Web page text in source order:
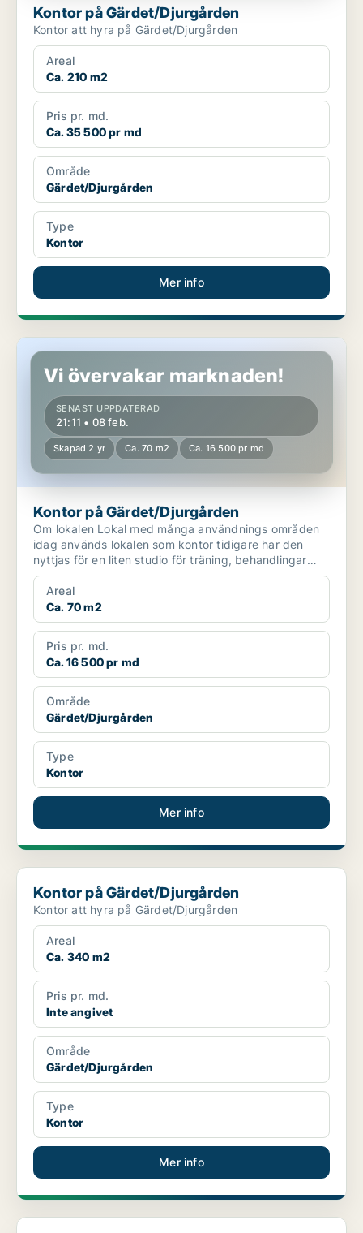
Kontor på Gärdet/Djurgården
Kontor att hyra på Gärdet/Djurgården
Areal
Ca. 210 m2
Pris pr. md.
Ca. 35 500 pr md
Område
Gärdet/Djurgården
Type
Kontor
Mer info
Kontor på Gärdet/Djurgården
Vi övervakar marknaden!
SENAST UPPDATERAD
21:11 • 08 feb.
Skapad 2 yr Ca. 70 m2 Ca. 16 500 pr md
Kontor på Gärdet/Djurgården
Om lokalen Lokal med många användnings områden
idag används lokalen som kontor tidigare har den
nyttjas för en liten studio för träning, behandlingar
oc...
Areal
Ca. 70 m2
Pris pr. md.
Ca. 16 500 pr md
Område
Gärdet/Djurgården
Type
Kontor
Mer info
Kontor på Gärdet/Djurgården
Kontor på Gärdet/Djurgården
Kontor att hyra på Gärdet/Djurgården
Areal
Ca. 340 m2
Pris pr. md.
Inte angivet
Område
Gärdet/Djurgården
Type
Kontor
Mer info
Kontor på Gärdet/Djurgården